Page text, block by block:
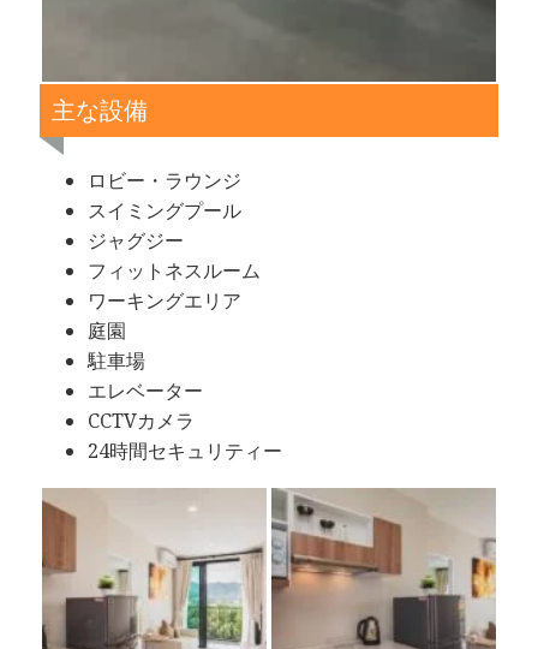
主な設備
ロビー・ラウンジ
スイミングプール
ジャグジー
フィットネスルーム
ワーキングエリア
庭園
駐車場
エレベーター
CCTVカメラ
24時間セキュリティー